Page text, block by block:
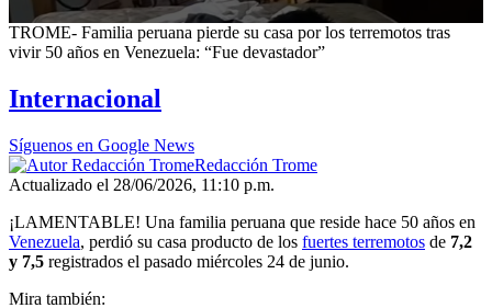
0
seconds
minutes,
2
seconds
TROME- Familia peruana pierde su casa por los terremotos tras
vivir 50 años en Venezuela: “Fue devastador”
Internacional
Síguenos en Google News
Redacción Trome
Actualizado el 28/06/2026, 11:10 p.m.
¡LAMENTABLE! Una familia peruana que reside hace 50 años en
Venezuela, perdió su casa producto de los fuertes terremotos de 7,2
y 7,5 registrados el pasado miércoles 24 de junio.
Mira también: